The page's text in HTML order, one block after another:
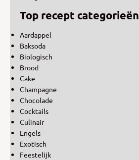
Top recept categorieën
Aardappel
Baksoda
Biologisch
Brood
Cake
Champagne
Chocolade
Cocktails
Culinair
Engels
Exotisch
Feestelijk